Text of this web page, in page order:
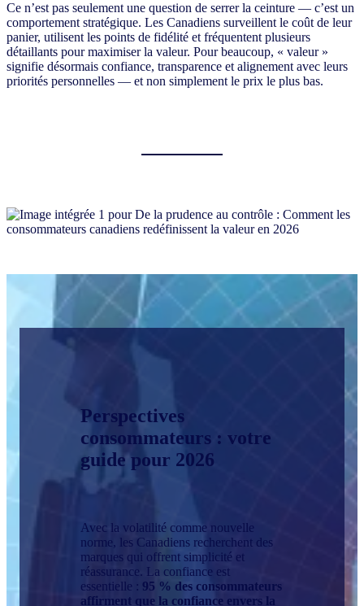
Ce n’est pas seulement une question de serrer la ceinture — c’est un
comportement stratégique. Les Canadiens surveillent le coût de leur
panier, utilisent les points de fidélité et fréquentent plusieurs
détaillants pour maximiser la valeur. Pour beaucoup, « valeur »
signifie désormais confiance, transparence et alignement avec leurs
priorités personnelles — et non simplement le prix le plus bas.
Perspectives
consommateurs : votre
guide pour 2026
Avec la volatilité comme nouvelle
norme, les Canadiens recherchent des
marques qui offrent simplicité et
réassurance. La confiance est
essentielle : 95 % des consommateurs
affirment que la confiance envers la